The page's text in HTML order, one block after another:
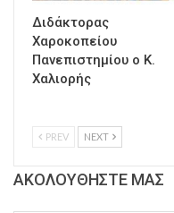
Διδάκτορας
Χαροκοπείου
Πανεπιστημίου ο Κ.
Χαλιορής
PREV NEXT
ΑΚΟΛΟΥΘΗΣΤΕ ΜΑΣ